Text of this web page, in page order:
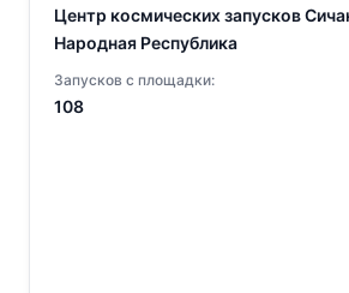
Центр космических запусков
Народная Республика
Запусков с площадки:
108